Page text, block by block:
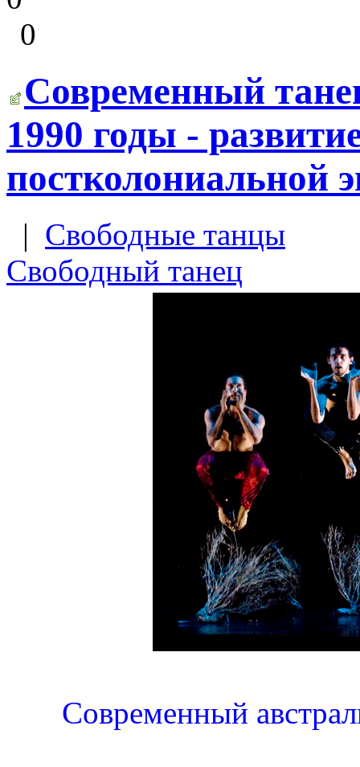
0
Современный
1990 годы -
постколониальной
| Свободные танцы
Свободный танец
Современный